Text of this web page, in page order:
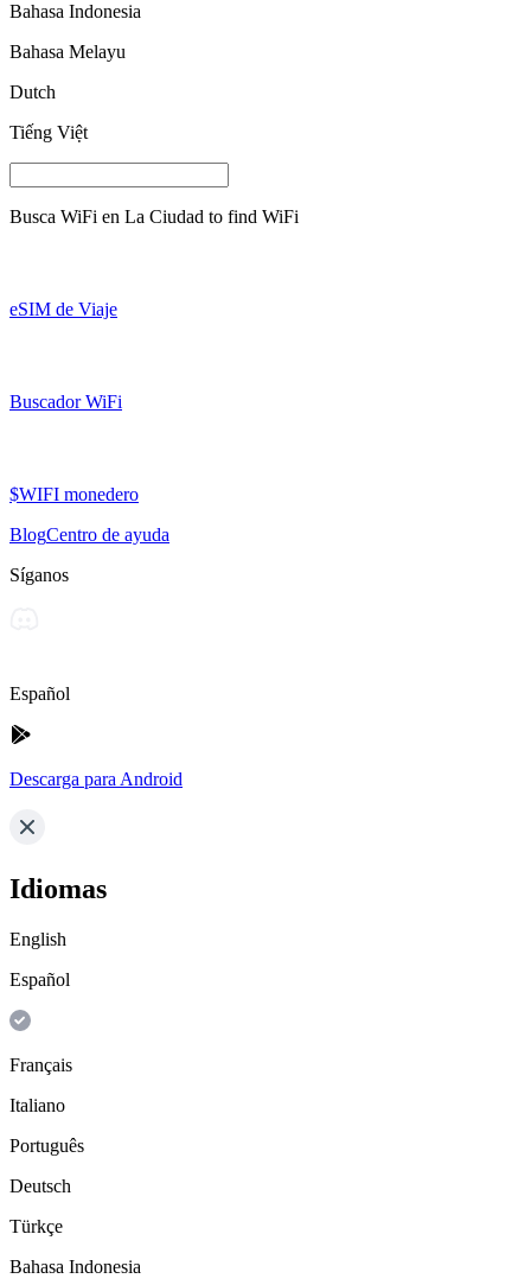
Bahasa Indonesia
Bahasa Melayu
Dutch
Tiếng Việt
Busca WiFi en La Ciudad to find WiFi
eSIM de Viaje
Buscador WiFi
$WIFI monedero
BlogCentro de ayuda
Síganos
Español
Descarga para Android
Idiomas
English
Español
Français
Italiano
Português
Deutsch
Türkçe
Bahasa Indonesia